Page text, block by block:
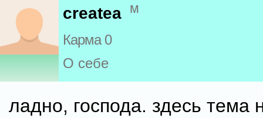
createa м
Карма 0
О себе
ладно, господа. здесь тема